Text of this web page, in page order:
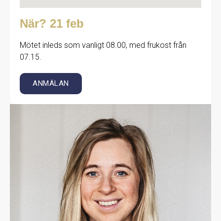
När? 21 feb
Mötet inleds som vanligt 08.00, med frukost från
07.15.
ANMÄLAN